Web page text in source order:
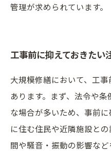
管理が求められています。
工事前に抑えておきたい
大規模修繕において、工
あります。まず、法令や
な場合が多いため、事前
に住む住民や近隣施設と
間や騒音・振動の影響な